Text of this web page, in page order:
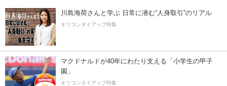
川島海荷さんと学ぶ 日常に潜む“人身取引”のリアル
オリコンタイアップ特集
マクドナルドが40年にわたり支える「小学生の甲子
園」
オリコンタイアップ特集